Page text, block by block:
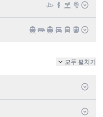
모두 펼치기